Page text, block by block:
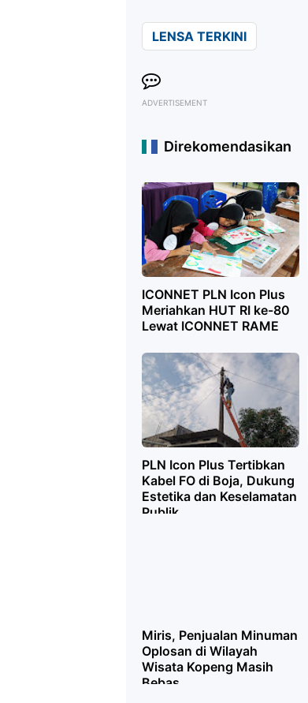
LENSA TERKINI
ADVERTISEMENT
Direkomendasikan
ICONNET PLN Icon Plus
Meriahkan HUT RI ke-80
Lewat ICONNET RAME
PLN Icon Plus Tertibkan
Kabel FO di Boja, Dukung
Estetika dan Keselamatan
Publik
Miris, Penjualan Minuman
Oplosan di Wilayah
Wisata Kopeng Masih
Bebas